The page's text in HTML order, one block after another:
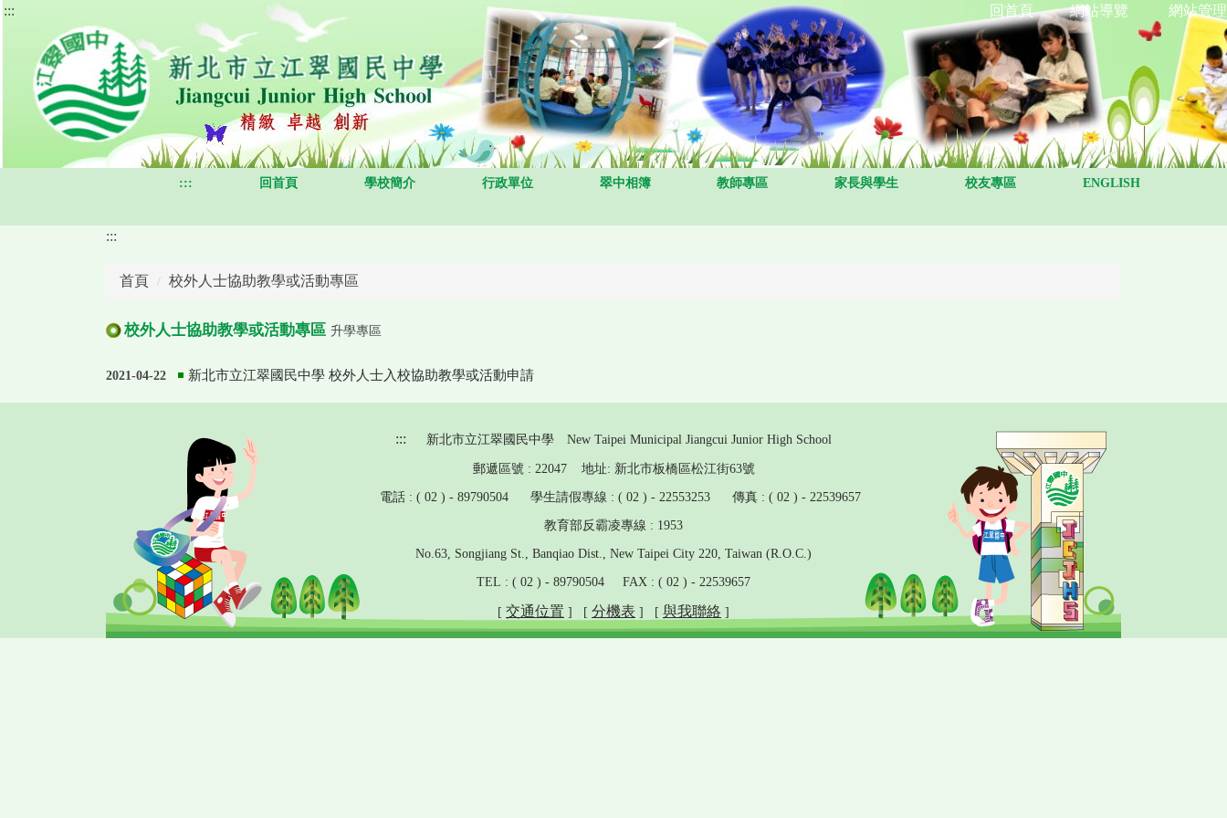
跳
::: 回首頁 網站導覽 網站管理
::: 回首頁 學校簡介 行政單位 翠中相簿 教師專區 家長與學生 校友專區 ENGLISH
:::
首頁 校外人士協助教學或活動專區
校外人士協助教學或活動專區 升學專區
2021-04-22 新北市立江翠國民中學 校外人士入校協助教學或活動申請
::: 新北市立江翠國民中學 New Taipei Municipal Jiangcui Junior High School
郵遞區號 : 22047 地址: 新北市板橋區松江街63號
電話 : ( 02 ) - 89790504 學生請假專線 : ( 02 ) - 22553253 傳真 : ( 02 ) - 22539657
教育部反霸凌專線 : 1953
No.63, Songjiang St., Banqiao Dist., New Taipei City 220, Taiwan (R.O.C.)
TEL : ( 02 ) - 89790504 FAX : ( 02 ) - 22539657
[ 交通位置 ] [ 分機表 ] [ 與我聯絡 ]